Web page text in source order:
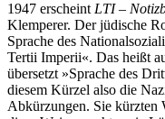
1947 erscheint LTI –
Klemperer. Der jüdische
Sprache des
Tertii Imperii«. Das heißt
übersetzt »Sprache des
diesem Kürzel also die
Abkürzungen. Sie kürzten